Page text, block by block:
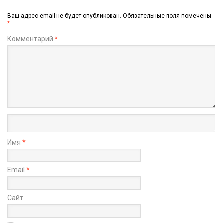
Ваш адрес email не будет опубликован. Обязательные поля помечены
*
Комментарий *
Имя *
Email *
Сайт